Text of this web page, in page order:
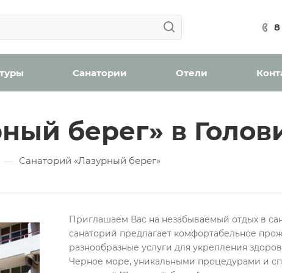
8
Санатории Отели
берег» в
— Санаторий «Лазурный берег»
время с вами свяжется менеджер отдела
Проверьте, верно ли указан номер телефона для связи
Отправить
Мы уведомим вас, когда появятся места в наличии.
Приглашаем Вас на незабываемый отдых в
санаторий предлагает комфортабельное
разнообразные услуги для укрепления
Черное море, уникальными процедурами и
персональных данных
Забронировать номер